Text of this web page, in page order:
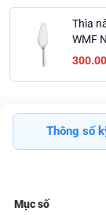
Thìa
WMF
Thông số
Mục số